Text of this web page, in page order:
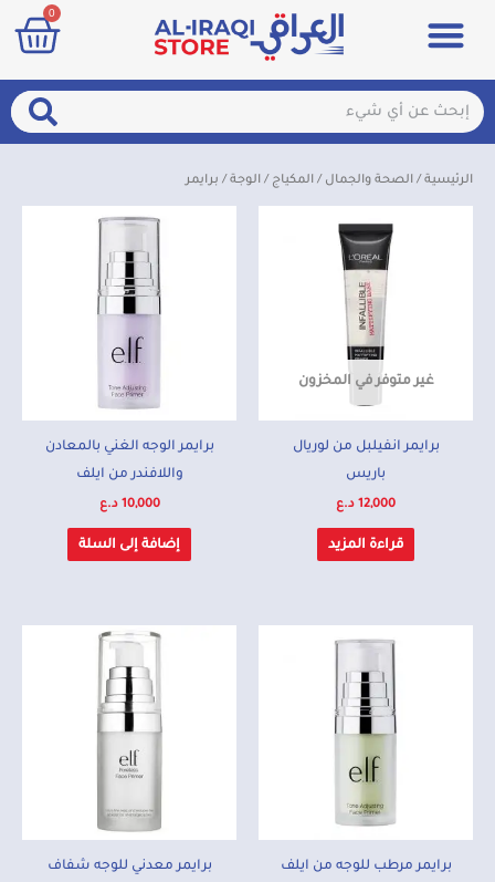
Menu
0
Search
الرئيسية/ الصحة والجمال / المكياج / الوجة/ برايمر
غير متوفر في المخزون
برايمر انفيلبل من لوريال
باريس
12,000 د.ع
قراءة المزيد
برايمر الوجه الغني بالمعادن
واللافندر من ايلف
10,000 د.ع
إضافة إلى السلة
برايمر مرطب للوجه من ايلف
برايمر معدني للوجه شفاف